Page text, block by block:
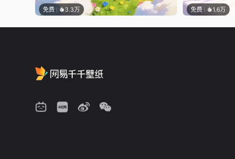
免费 3.3万 免费 1.6万